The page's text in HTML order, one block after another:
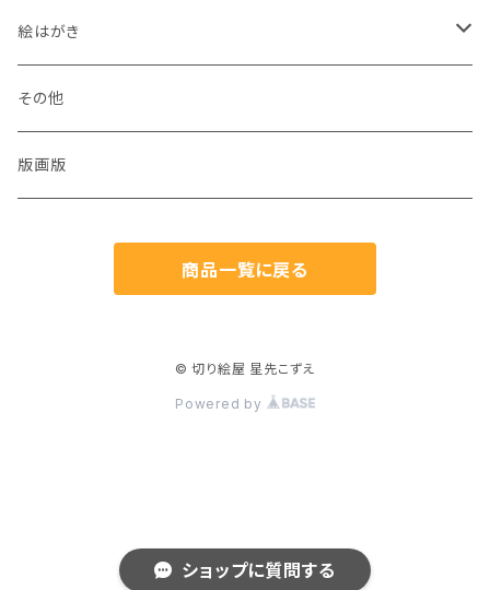
ショップに質問する
絵はがき
犬
猫
その他
版画版
商品一覧に戻る
© 切り絵屋 星先こずえ
Powered by